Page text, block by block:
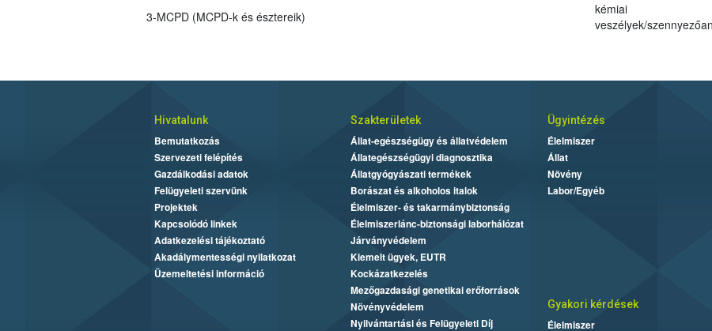
3-MCPD (MCPD-k és észtereik)
kémiai
veszélyek/
Hivatalunk
Bemutatkozás
Szervezeti felépítés
Gazdálkodási adatok
Felügyeleti szervünk
Projektek
Kapcsolódó linkek
Adatkezelési tájékoztató
Akadálymentességi nyilatkozat
Üzemeltetési információ
Szakterületek
Állat-egészségügy és állatvédelem
Állategészségügyi diagnosztika
Állatgyógyászati termékek
Borászat és alkoholos italok
Élelmiszer- és takarmánybiztonság
Élelmiszerlánc-biztonsági laborhálózat
Járványvédelem
Kiemelt ügyek, EUTR
Kockázatkezelés
Mezőgazdasági genetikai erőforrások
Növényvédelem
Nyilvántartási és Felügyeleti Díj
Ügyintézés
Élelmiszer
Állat
Növény
Labor/Egyéb
Gyakori kérdések
Élelmiszer